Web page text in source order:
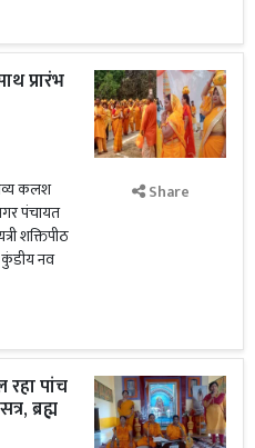
प्रारंभ
कलश
पंचायत
शक्तिपीठ
कुंडीय नव
Share
रहा पांच
ब्रह्म